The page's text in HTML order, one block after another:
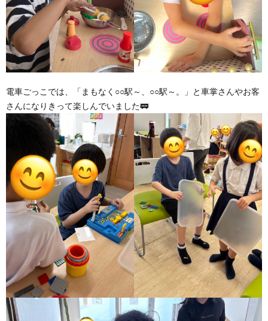
電車ごっこでは、「まもなく○○駅～、○○駅～。」と車掌さんやお客
さんになりきって楽しんでいました🚃